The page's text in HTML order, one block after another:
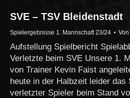
SVE – TSV Bleidenstadt
Spielergebnisse 1. Mannschaft 23/24 Von
Aufstellung Spielbericht
Verletzte beim SVE Unsere 1.
von Trainer Kevin Faist
heute in der Halbzeit leider das
verletzter Spieler beim Stand